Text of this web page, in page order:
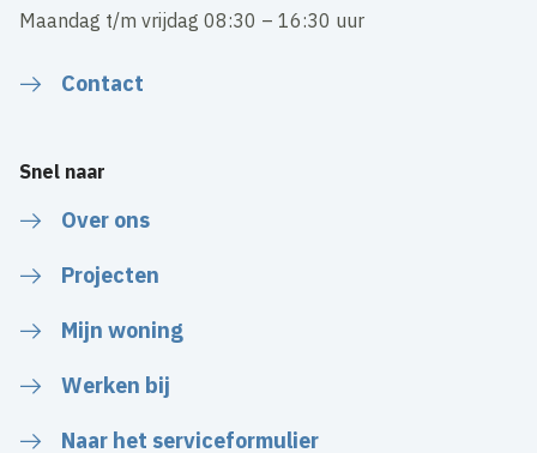
Maandag t/m vrijdag 08:30 – 16:30 uur
Contact
Snel naar
Over ons
Projecten
Mijn woning
Werken bij
Naar het serviceformulier